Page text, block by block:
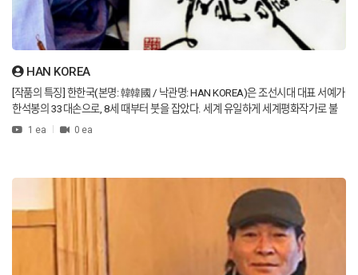
sual contrasts. At the heart of that aesthetic lies ZENIAN’s design philosophy.
It was ZENIAN’s design vision that helped turn Squid Game from a piece of co
ntent into a cultural movement. Creating design that shapes culture—this is th
HAN KOREA
[작품의 특징] 한한국(본명: 韓韓國 / 낙관명: HAN KOREA)은 조선시대 대표 서예가
한석봉의 33대손으로, 8세 때부터 붓을 잡았다. 세계 유일하게 세계평화작가로 불
리며 세계평화와 한반도 평화통일을 염원하기 위해 1993년부터 30년간 세게 각 국
품의 상징성과 가치를 인정받아 UN본부 22개국 대표부 미국, 영국, 중국, 러시아, 독
일, 스위스, 일본, 노르웨이, 이탈리아, 캐나다, 멕시코, 베네수엘라, 브라질, 스웨덴, 아
르헨티나, 오스트레일리아, 오스티리아, 이스라엘, 몽골, 폴란드, 핀란드, 대한민국 대
표부에 기증하여 현재 영구 전시 소장중에 있으며, 남북분단이후 최초로 한반도평화
지도(우리는 하나) 대작이 북한 국제친선전람관에 영구소장 전시돼 있는 유엔이 인
정한 세계평화작가로 국제적인 관심을 받고 있다. 2010. G20정상회의기념 국회특
1 ea 0 ea